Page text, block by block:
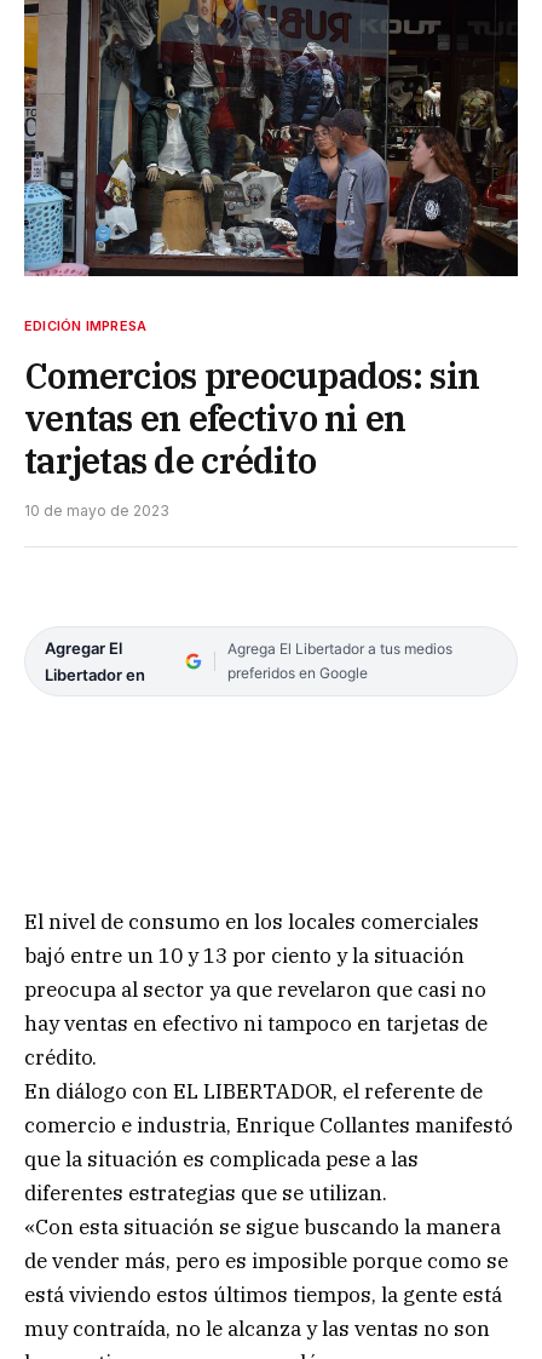
EDICIÓN IMPRESA
Comercios preocupados: sin
ventas en efectivo ni en
tarjetas de crédito
10 de mayo de 2023
Agregar El
Libertador en
Agrega El Libertador a tus medios
preferidos en Google
El nivel de consumo en los locales comerciales
bajó entre un 10 y 13 por ciento y la situación
preocupa al sector ya que revelaron que casi no
hay ventas en efectivo ni tampoco en tarjetas de
crédito.
En diálogo con EL LIBERTADOR, el referente de
comercio e industria, Enrique Collantes manifestó
que la situación es complicada pese a las
diferentes estrategias que se utilizan.
«Con esta situación se sigue buscando la manera
de vender más, pero es imposible porque como se
está viviendo estos últimos tiempos, la gente está
muy contraída, no le alcanza y las ventas no son